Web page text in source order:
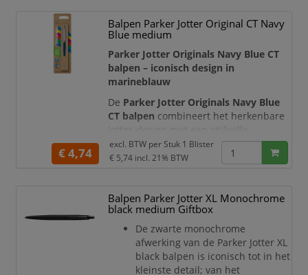
bekende Parker-klik geven deze balpen
een tijdloze en professionele
uitstraling.
De krasbestendige kunststof houder
maakt de pen licht en geschik
Balpen Parker Jotter Original CT Navy
Blue medium
Parker Jotter Originals Navy Blue CT
balpen – iconisch design in
marineblauw
De Parker Jotter Originals Navy Blue
CT balpen combineert het herkenbare
glanzende marineblauwe houder. De
slanke vorm, roestvrijstalen dop en
subtiele retro-touch.
drukmechanisme schuift u de
schrijfpunt snel in en uit. Daarbij hoort
de herken
€ 4,74
excl. BTW per Stuk 1 Blister
€ 5,74 incl. 21% BTW
Balpen Parker Jotter XL Monochrome
black medium Giftbox
De zwarte monochrome
afwerking van de Parker Jotter XL
black balpen is iconisch tot in het
kleinste detail; van het